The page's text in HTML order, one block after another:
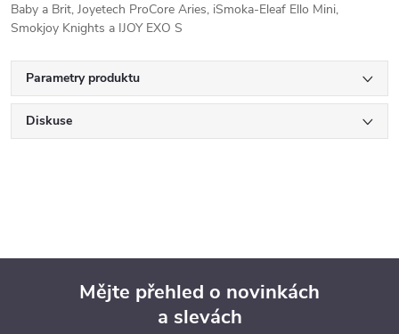
Baby a Brit, Joyetech ProCore Aries, iSmoka-Eleaf Ello Mini,
Smokjoy Knights a IJOY EXO S
Parametry produktu
Diskuse
Mějte přehled o novinkách
a slevách